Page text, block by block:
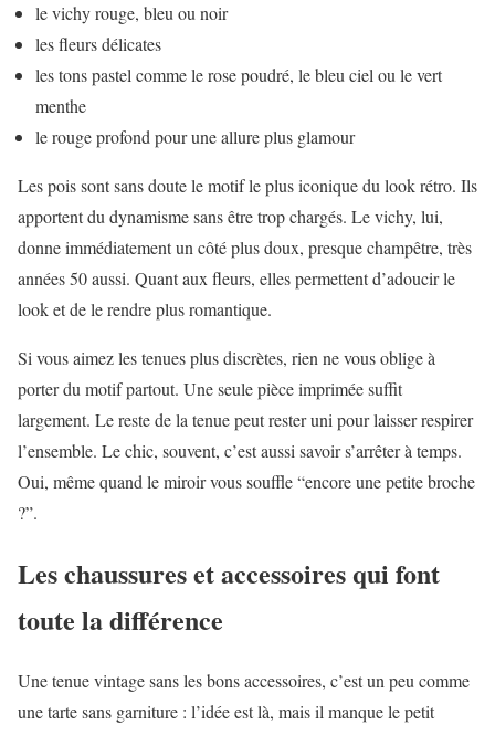
le vichy rouge, bleu ou noir
les fleurs délicates
les tons pastel comme le rose poudré, le bleu ciel ou le vert
menthe
le rouge profond pour une allure plus glamour
Les pois sont sans doute le motif le plus iconique du look rétro. Ils
apportent du dynamisme sans être trop chargés. Le vichy, lui,
donne immédiatement un côté plus doux, presque champêtre, très
années 50 aussi. Quant aux fleurs, elles permettent d’adoucir le
look et de le rendre plus romantique.
Si vous aimez les tenues plus discrètes, rien ne vous oblige à
porter du motif partout. Une seule pièce imprimée suffit
largement. Le reste de la tenue peut rester uni pour laisser respirer
l’ensemble. Le chic, souvent, c’est aussi savoir s’arrêter à temps.
Oui, même quand le miroir vous souffle “encore une petite broche
?”.
Les chaussures et accessoires qui font
toute la différence
Une tenue vintage sans les bons accessoires, c’est un peu comme
une tarte sans garniture : l’idée est là, mais il manque le petit